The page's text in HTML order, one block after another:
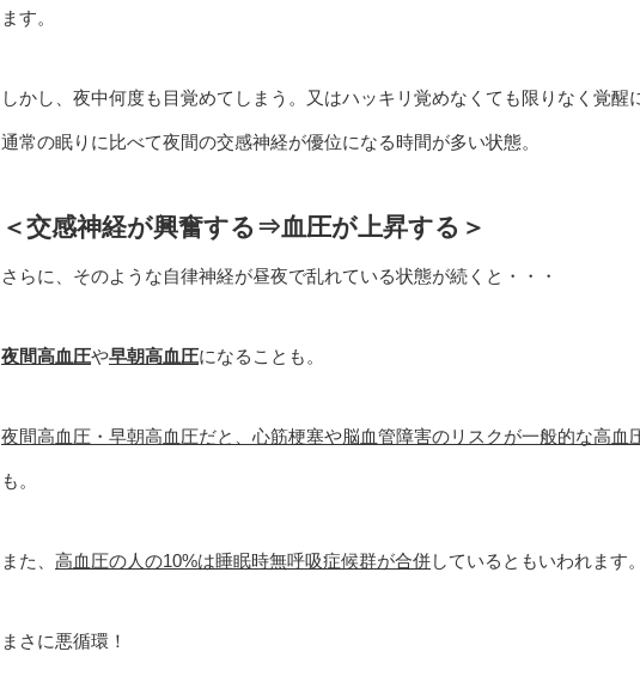
ます。
しかし、夜中何度も目覚めてしまう。又はハッキリ覚めなくても限りなく覚醒
通常の眠りに比べて夜間の交感神経が優位になる時間が多い状態。
＜交感神経が興奮する⇒血圧が上昇する＞
さらに、そのような自律神経が昼夜で乱れている状態が続くと・・・
夜間高血圧や早朝高血圧になることも。
夜間高血圧・早朝高血圧だと、心筋梗塞や脳血管障害のリスクが一般的な高血
も。
また、 高血圧の人の10%は睡眠時無呼吸症候群が合併しているともいわれます。
まさに悪循環！